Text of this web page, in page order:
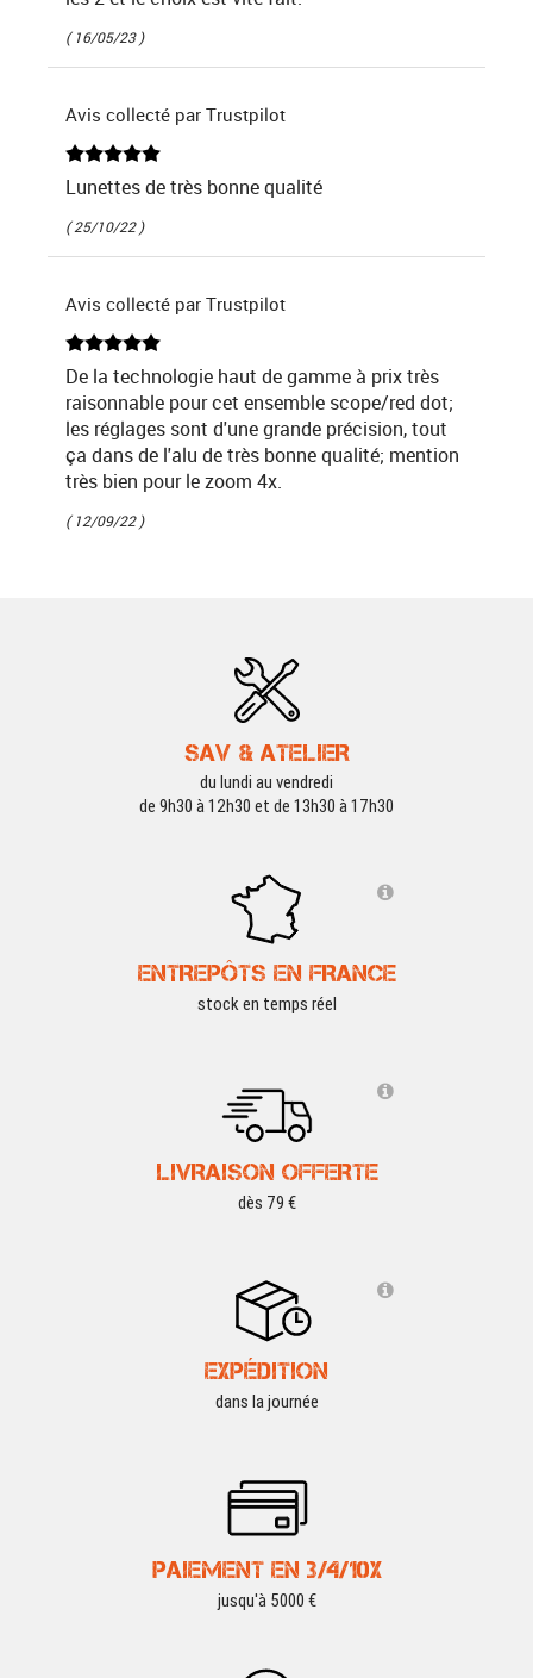
( 16/05/23 )
Avis collecté par Trustpilot
Lunettes de très bonne qualité
( 25/10/22 )
Avis collecté par Trustpilot
De la technologie haut de gamme à prix très
raisonnable pour cet ensemble scope/red dot;
les réglages sont d'une grande précision, tout
ça dans de l'alu de très bonne qualité; mention
très bien pour le zoom 4x.
( 12/09/22 )
SAV & ATELIER
du lundi au vendredi
de 9h30 à 12h30 et de 13h30 à 17h30
ENTREPÔTS EN FRANCE
stock en temps réel
LIVRAISON OFFERTE
dès 79 €
EXPÉDITION
dans la journée
PAIEMENT EN 3/4/10X
jusqu'à 5000 €